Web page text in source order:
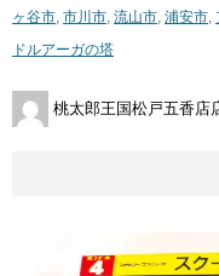
ヶ谷市, 市川市, 流山市, 浦安市,
ドルアーガの塔
桃太郎王国松戸五香店